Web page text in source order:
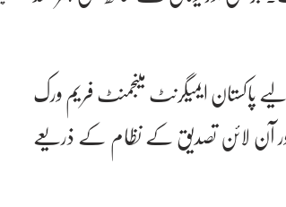
پاکستان ایمیگرنٹ مینجمنٹ فریم ورک
آن لائن تصدیق کے نظام کے ذریعے